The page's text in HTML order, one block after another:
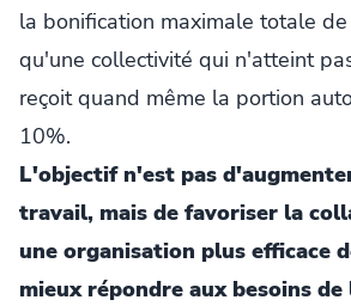
la bonification maximale totale
qu'une collectivité qui n'atteint
reçoit quand même la portion
10%.
L'objectif n'est pas
travail, mais de favoriser la
une organisation plus efficace
mieux répondre aux besoins